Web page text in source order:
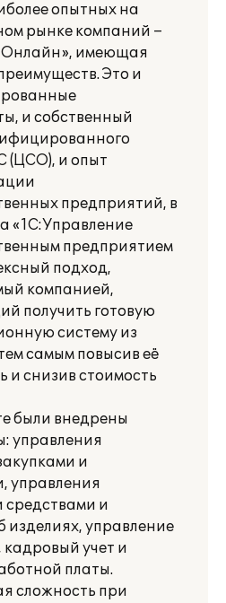
опытных на
рынке компаний –
имеющая
Это и
и собственный
(ЦСО), и опыт
предприятий, в
«1С:Управление
предприятием
подход,
компанией,
получить готовую
систему из
самым повысив её
и снизив стоимость
были внедрены
управления
и
управления
и
управление
учет и
платы.
сложность при